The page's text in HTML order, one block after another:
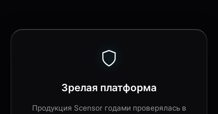
Зрелая платформа
Продукция Scensor годами проверялась в